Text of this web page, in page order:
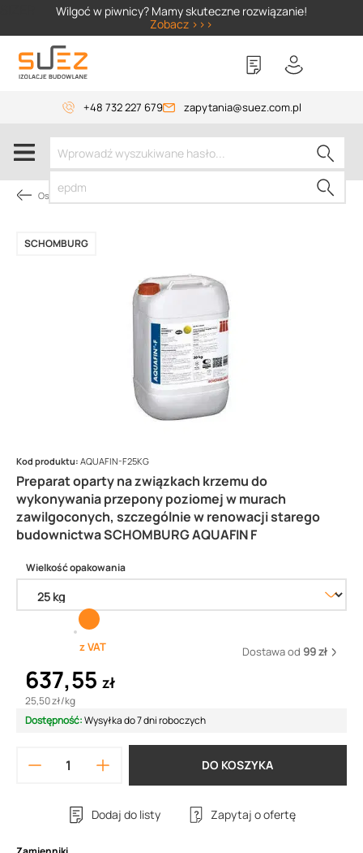
Wilgoć w piwnicy? Mamy skuteczne rozwiązanie!
Zobacz >>>
+48 732 227 679 zapytania@suez.com.pl
Osuszanie budynków
Preparat oparty na związkach krzemu do
wykonywania przepony poziomej w murach
zawilgoconych, szczególnie w renowacji starego
budownictwa SCHOMBURG AQUAFIN F
SCHOMBURG
Kod produktu: AQUAFIN-F25KG
Wielkość opakowania
z VAT Dostawa od 99 zł
637,55 zł
25,50 zł/kg
Dostępność:Wysyłka do 7 dni roboczych
DO KOSZYKA
Dodaj do listy Zapytaj o ofertę